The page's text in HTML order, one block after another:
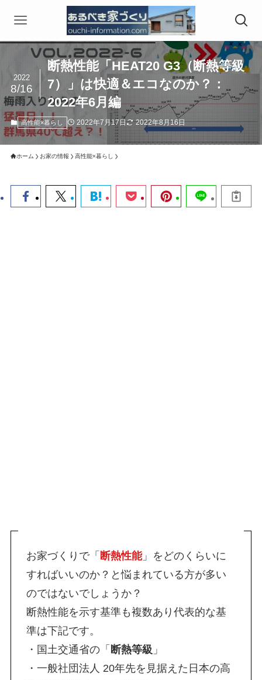
断熱性能「HEAT20 G3（断熱等級
7）」は快適＆エコなのか？：
2022年6月編
2022
8/16
高性能×暮らし 2022年7月17日 2022年8月16日
ホーム お家の情報 高性能×暮らし
お家づくりで「 断熱性能」をどのくらいに
すればいいのか？と悩まれている方が多い
のではないでしょうか？
断熱性能を示す基準も複数あり代表的な基
準は下記です。
・国土交通省の「 断熱等級 」
・一般社団法人 20年先を見据えた日本の高